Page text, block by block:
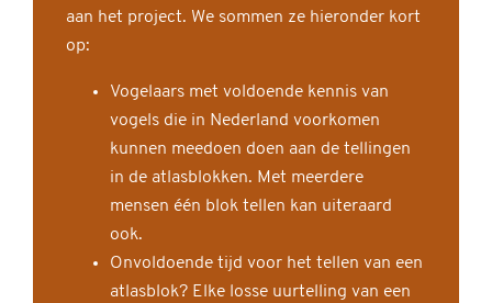
aan het project. We sommen ze hieronder kort
op:
Vogelaars met voldoende kennis van
vogels die in Nederland voorkomen
kunnen meedoen doen aan de tellingen
in de atlasblokken. Met meerdere
mensen één blok tellen kan uiteraard
ook.
Onvoldoende tijd voor het tellen van een
atlasblok? Elke losse uurtelling van een